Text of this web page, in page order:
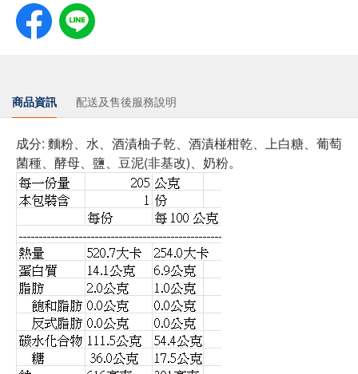
商品資訊 配送及售後服務說明
成分: 麵粉、水、酒漬柚子乾、酒漬椪柑乾、上白糖、葡萄
菌種、酵母、鹽、豆泥(非基改)、奶粉。